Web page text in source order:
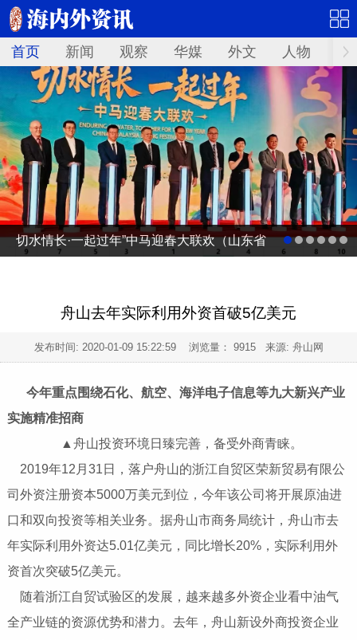
首页 新闻 观察 华媒 外文 人物 华
切水情长·一起过年”中马迎春大联欢（山东省
舟山去年实际利用外资首破5亿美元
发布时间: 2020-01-09 15:22:59浏览量： 9915 来源: 舟山网
今年重点围绕石化、航空、海洋电子信息等九大新兴产业
实施精准招商
▲舟山投资环境日臻完善，备受外商青睐。
2019年12月31日，落户舟山的浙江自贸区荣新贸易有限公
司外资注册资本5000万美元到位，今年该公司将开展原油进
口和双向投资等相关业务。据舟山市商务局统计，舟山市去
年实际利用外资达5.01亿美元，同比增长20%，实际利用外
资首次突破5亿美元。
随着浙江自贸试验区的发展，越来越多外资企业看中油气
全产业链的资源优势和潜力。去年，舟山新设外商投资企业